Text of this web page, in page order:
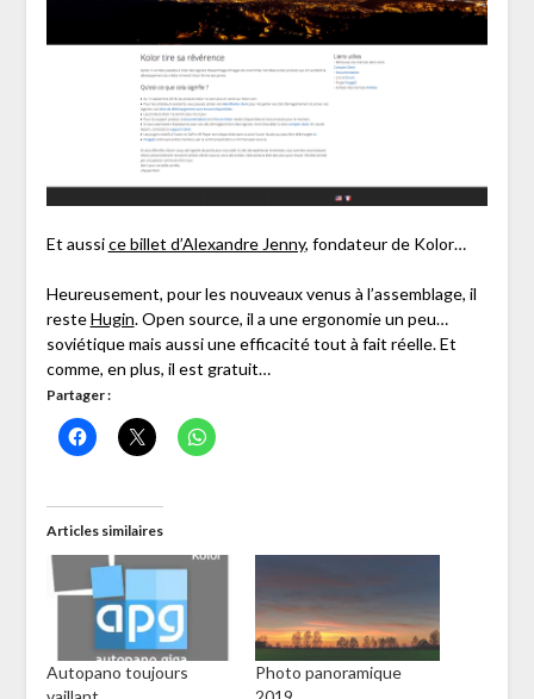
Et aussice billet d’Alexandre Jenny, fondateur de Kolor…
Heureusement, pour les nouveaux venus à l’assemblage, il
resteHugin. Open source, il a une ergonomie un peu…
soviétique mais aussi une efficacité tout à fait réelle. Et
comme, en plus, il est gratuit…
Partager :
Articles similaires
Autopano toujours
Photo panoramique